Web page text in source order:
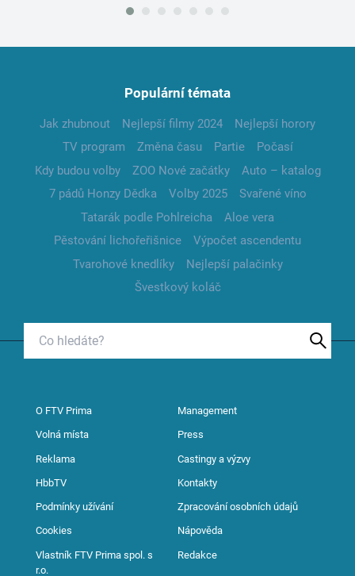
Populární témata
Jak zhubnout Nejlepší filmy 2024
Nejlepší horory
TV program
Změna času Partie
Počasí
Kdy budou volby
ZOO Nové začátky
Auto – katalog
7 pádů Honzy Dědka
Volby 2025
Svařené víno
Tatarák podle Pohlreicha
Aloe vera
Pěstování lichořeřišnice
Výpočet ascendentu
Tvarohové knedlíky
Nejlepší palačinky
Švestkový koláč
O FTV Prima Management
Volná místa Press
Reklama Castingy a výzvy
HbbTV Kontakty
Podmínky užívání Zpracování osobních údajů
Cookies Nápověda
Vlastník FTV Prima spol. s
r.o.
Redakce